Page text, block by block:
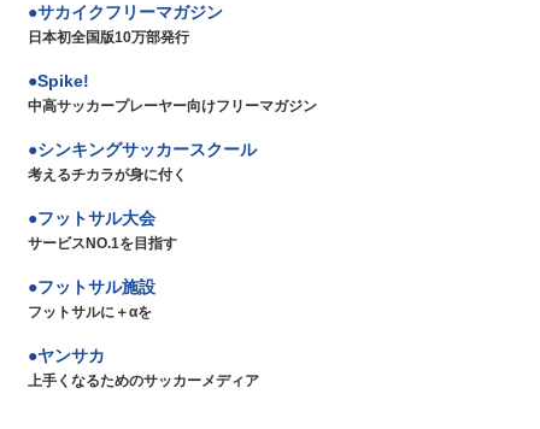
サカイクフリーマガジン
日本初全国版10万部発行
Spike!
中高サッカープレーヤー向けフリーマガジン
シンキングサッカースクール
考えるチカラが身に付く
フットサル大会
サービスNO.1を目指す
フットサル施設
フットサルに＋αを
ヤンサカ
上手くなるためのサッカーメディア